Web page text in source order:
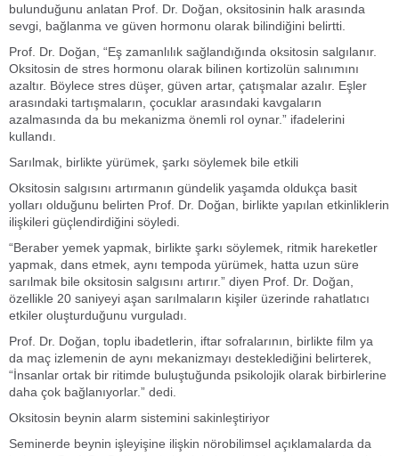
bulunduğunu anlatan Prof. Dr. Doğan, oksitosinin halk arasında
sevgi, bağlanma ve güven hormonu olarak bilindiğini belirtti.
Prof. Dr. Doğan, “Eş zamanlılık sağlandığında oksitosin salgılanır.
Oksitosin de stres hormonu olarak bilinen kortizolün salınımını
azaltır. Böylece stres düşer, güven artar, çatışmalar azalır. Eşler
arasındaki tartışmaların, çocuklar arasındaki kavgaların
azalmasında da bu mekanizma önemli rol oynar.” ifadelerini
kullandı.
Sarılmak, birlikte yürümek, şarkı söylemek bile etkili
Oksitosin salgısını artırmanın gündelik yaşamda oldukça basit
yolları olduğunu belirten Prof. Dr. Doğan, birlikte yapılan etkinliklerin
ilişkileri güçlendirdiğini söyledi.
“Beraber yemek yapmak, birlikte şarkı söylemek, ritmik hareketler
yapmak, dans etmek, aynı tempoda yürümek, hatta uzun süre
sarılmak bile oksitosin salgısını artırır.” diyen Prof. Dr. Doğan,
özellikle 20 saniyeyi aşan sarılmaların kişiler üzerinde rahatlatıcı
etkiler oluşturduğunu vurguladı.
Prof. Dr. Doğan, toplu ibadetlerin, iftar sofralarının, birlikte film ya
da maç izlemenin de aynı mekanizmayı desteklediğini belirterek,
“İnsanlar ortak bir ritimde buluştuğunda psikolojik olarak birbirlerine
daha çok bağlanıyorlar.” dedi.
Oksitosin beynin alarm sistemini sakinleştiriyor
Seminerde beynin işleyişine ilişkin nörobilimsel açıklamalarda da